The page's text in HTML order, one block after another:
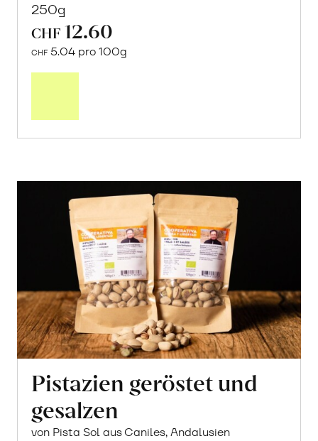
250g
CHF 12.60
CHF 5.04 pro 100g
Pistazien geröstet und
gesalzen
von Pista Sol aus Caniles, Andalusien